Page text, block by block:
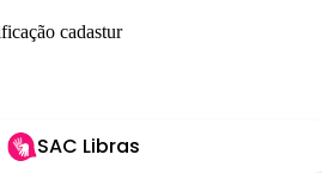
SAC Libras